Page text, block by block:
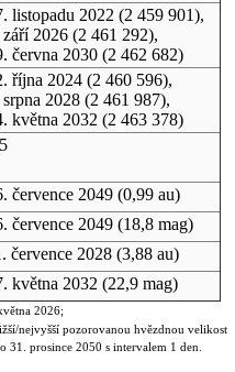
listopadu 2022 (2 459 901),
září 2026(2 461 292),
června 2030(2 462 682)
října 2024(2 460 596),
2028(2 461 987),
května 2032 (2 463 378)
července 2049(0,99 au)
července 2049(18,8 mag)
července 2028(3,88 au)
května 2032 (22,9 mag)
2026;
nejvyšší pozorovanou hvězdnou velikost
prosince 2050 s intervalem 1 den.